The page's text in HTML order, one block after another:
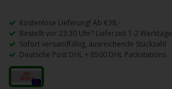
Kostenlose Lieferung! Ab €38,-
Bestellt vor 23:30 Uhr? Lieferzeit 1-2 Werktage
Sofort versandfähig, ausreichende Stückzahl
Deutsche Post DHL + 6500 DHL Packstations
20 mg
0x